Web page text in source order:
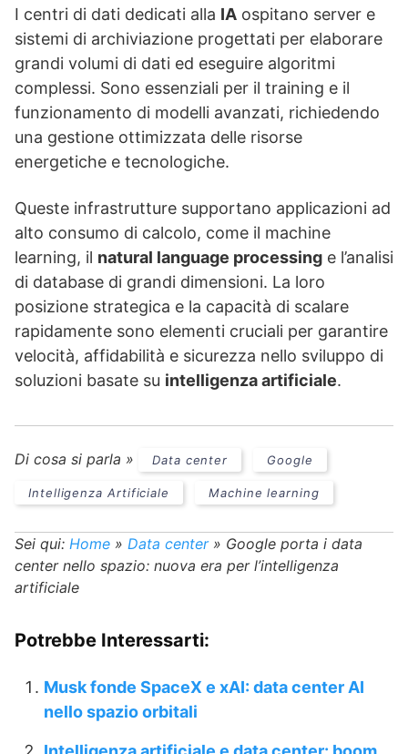
I centri di dati dedicati alla IA ospitano server e
sistemi di archiviazione progettati per elaborare
grandi volumi di dati ed eseguire algoritmi
complessi. Sono essenziali per il training e il
funzionamento di modelli avanzati, richiedendo
una gestione ottimizzata delle risorse
energetiche e tecnologiche.
Queste infrastrutture supportano applicazioni ad
alto consumo di calcolo, come il machine
learning, il natural language processing e l’analisi
di database di grandi dimensioni. La loro
posizione strategica e la capacità di scalare
rapidamente sono elementi cruciali per garantire
velocità, affidabilità e sicurezza nello sviluppo di
soluzioni basate su intelligenza artificiale.
Di cosa si parla » Data center Google
Intelligenza Artificiale Machine learning
Sei qui: Home » Data center» Google porta i data
center nello spazio: nuova era per l’intelligenza
artificiale
Potrebbe Interessarti:
Musk fonde SpaceX e xAI: data center AI
nello spazio orbitali